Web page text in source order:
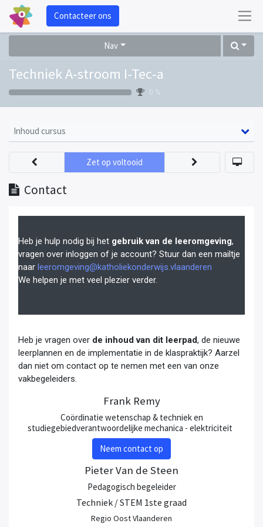
Contacteer ons
Nav
Techniek A-stroom I-Tec-a
0 %
Inhoud cursus
Contact
Zet op voltooid
Heb je hulp nodig bij het gebruik van de leeromgeving,
vragen over inloggen of je account? Stuur dan een mailtje
naar leeromgeving@katholiekonderwijs.vlaanderen
We helpen je met veel plezier verder.
Heb je vragen over de inhoud van dit leerpad, de nieuwe
leerplannen en de implementatie in de klaspraktijk? Aarzel
dan niet om contact op te nemen met een van onze
vakbegeleiders.
Frank Remy
Coördinatie wetenschap & techniek en
studiegebiedverantwoordelijke mechanica - elektriciteit
Neem contact op
Pieter Van de Steen
Pedagogisch begeleider
Techniek / STEM 1ste graad
Regio Oost Vlaanderen